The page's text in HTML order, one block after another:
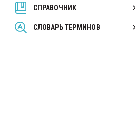
СПРАВОЧНИК
СЛОВАРЬ ТЕРМИНОВ